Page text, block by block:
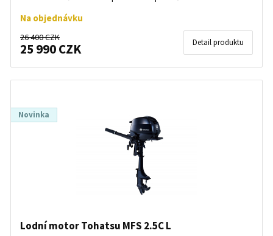
Na objednávku
26 400 CZK
25 990 CZK Detail produktu
Novinka
Lodní motor Tohatsu MFS 2.5C L